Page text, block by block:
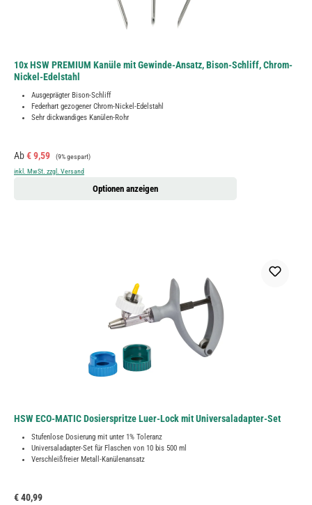
10x HSW PREMIUM Kanüle mit Gewinde-Ansatz, Bison-Schliff, Chrom-
Nickel-Edelstahl
Ausgeprägter Bison-Schliff
Federhart gezogener Chrom-Nickel-Edelstahl
Sehr dickwandiges Kanülen-Rohr
Verkaufspreis:
Ab€ 9,59 Regulärer Preis:
(9% gespart)
inkl. MwSt. zzgl. Versand
Optionen anzeigen
HSW ECO-MATIC Dosierspritze Luer-Lock mit Universaladapter-Set
Stufenlose Dosierung mit unter 1% Toleranz
Universaladapter-Set für Flaschen von 10 bis 500 ml
Verschleißfreier Metall-Kanülenansatz
Regulärer Preis:
€ 40,99